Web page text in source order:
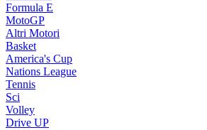
Formula E
MotoGP
Altri Motori
Basket
America's Cup
Nations League
Tennis
Sci
Volley
Drive UP